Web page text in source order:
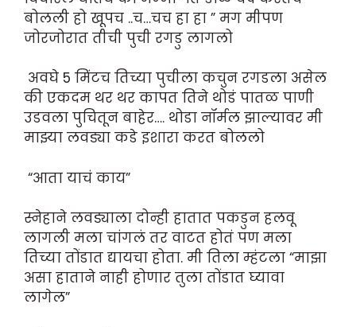
बोलली हो खूपच ..च…चच हा हा ” मग मीपण
जोरजोरात तीची पुची रगडु लागलो
अवघे 5 मिंटच तिच्या पुचीला कचुन रगडला असेल
की एकदम थर थर कापत तिने थोडं पातळ पाणी
उडवला पुचितून बाहेर…. थोडा नॉर्मल झाल्यावर मी
माझ्या लवड्या कडे इशारा करत बोललो
“आता याचं काय”
स्नेहाने लवड्याला दोन्ही हातात पकडुन हलवू
लागली मला चांगलं तर वाटत होतं पण मला
तिच्या तोंडात द्यायचा होता. मी तिला म्हंटला “माझा
असा हाताने नाही होणार तुला तोंडात घ्यावा
लागेल”